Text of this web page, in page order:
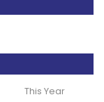
This Year